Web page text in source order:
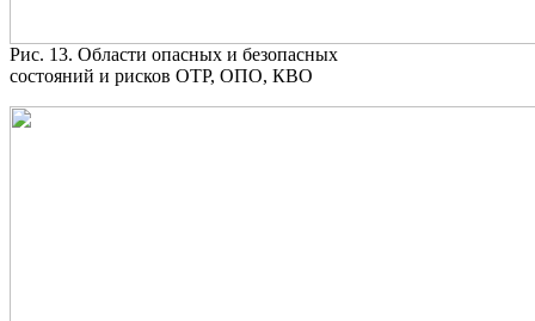
Рис. 13. Области опасных и безопасных
состояний и рисков ОТР, ОПО, КВО